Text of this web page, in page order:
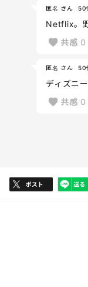
匿名 さん 50
Netflix。
共感 0
匿名 さん 50
ディズニ
共感 0